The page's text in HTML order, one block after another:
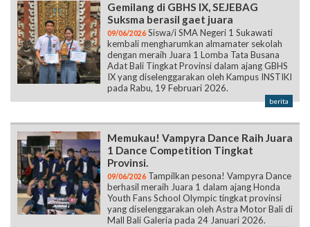
Gemilang di GBHS IX, SEJEBAG
Suksma berasil gaet juara
09/06/2026 Siswa/i SMA Negeri 1 Sukawati
kembali mengharumkan almamater sekolah
dengan meraih Juara 1 Lomba Tata Busana
Adat Bali Tingkat Provinsi dalam ajang GBHS
IX yang diselenggarakan oleh Kampus INSTIKI
pada Rabu, 19 Februari 2026.
berita
Memukau! Vampyra Dance Raih Juara
1 Dance Competition Tingkat
Provinsi.
09/06/2026 Tampilkan pesona! Vampyra Dance
berhasil meraih Juara 1 dalam ajang Honda
Youth Fans School Olympic tingkat provinsi
yang diselenggarakan oleh Astra Motor Bali di
Mall Bali Galeria pada 24 Januari 2026.